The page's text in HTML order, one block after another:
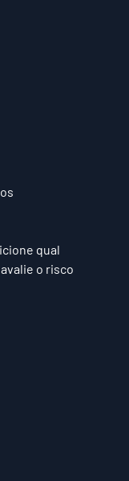
qual
o risco